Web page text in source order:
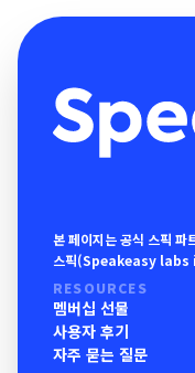
본 페이지는 공식 스픽 파
스픽(Speakeasy labs
RESOURCES
멤버십 선물
사용자 후기
자주 묻는 질문